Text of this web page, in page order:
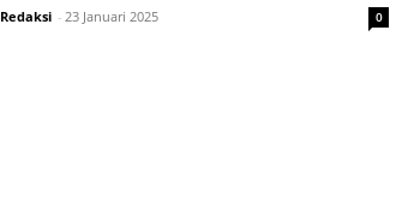
Redaksi - 23 Januari 2025 0